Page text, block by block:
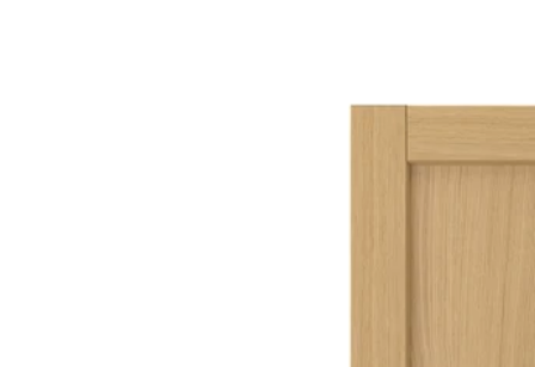
Opción: FORSBACKA,